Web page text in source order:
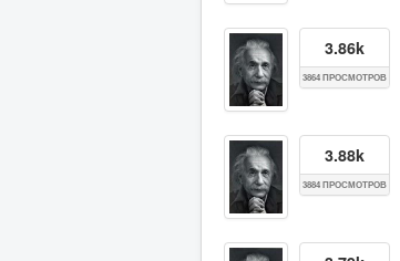
3.86k
3864 ПРОСМОТРОВ
3.88k
3884 ПРОСМОТРОВ